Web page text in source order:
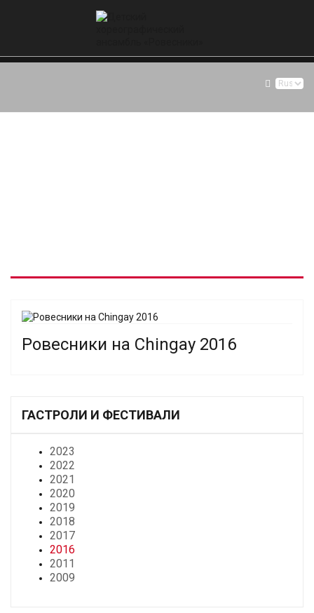
Ровесники на Chingay 2016
ГАСТРОЛИ И ФЕСТИВАЛИ
2023
2022
2021
2020
2019
2018
2017
2016
2011
2009